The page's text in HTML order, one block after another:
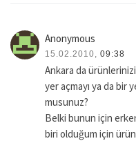
Anonymous
15.02.2010, 09:38
Ankara da
yer açmayı ya da bir
musunuz?
Belki bunun için
biri olduğum için